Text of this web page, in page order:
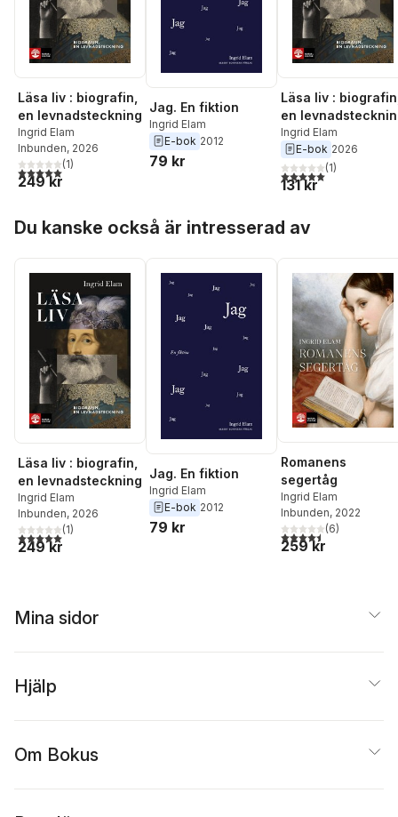
Läsa liv : biografin,
en levnadsteckning
Ingrid Elam
Inbunden, 2026
5,0utav 5 stjärnor. Totalt antal röster:
(1)
249 kr
Jag. En fiktion
Ingrid Elam
E-bok 2012
79 kr
Läsa liv :
en
Ingrid Elam
E-bok 2026
5,0utav 5 stjärnor.
(1)
131 kr
Du kanske också är intresserad av
Läsa liv : biografin,
en levnadsteckning
Ingrid Elam
Inbunden, 2026
5,0utav 5 stjärnor. Totalt antal röster:
(1)
249 kr
Jag. En fiktion
Ingrid Elam
E-bok 2012
79 kr
Romanens
segertåg
Ingrid Elam
Inbunden, 2022
4,5utav 5 stjärnor.
(6)
259 kr
Mina sidor
Hjälp
Om Bokus